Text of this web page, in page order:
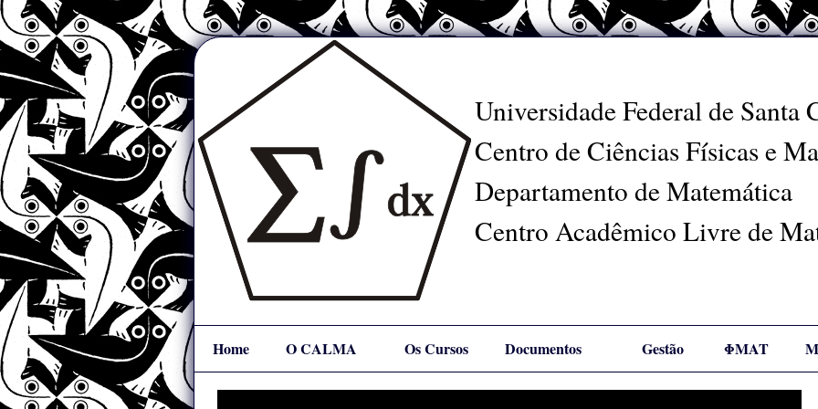
Universidade Federal de Santa
Centro de Ciências Físicas e
Departamento de Matemática
Centro Acadêmico Livre de
Home O CALMA
Mapa
Os Cursos Documentos
Links
Gestão
Representantes
ΦMAT